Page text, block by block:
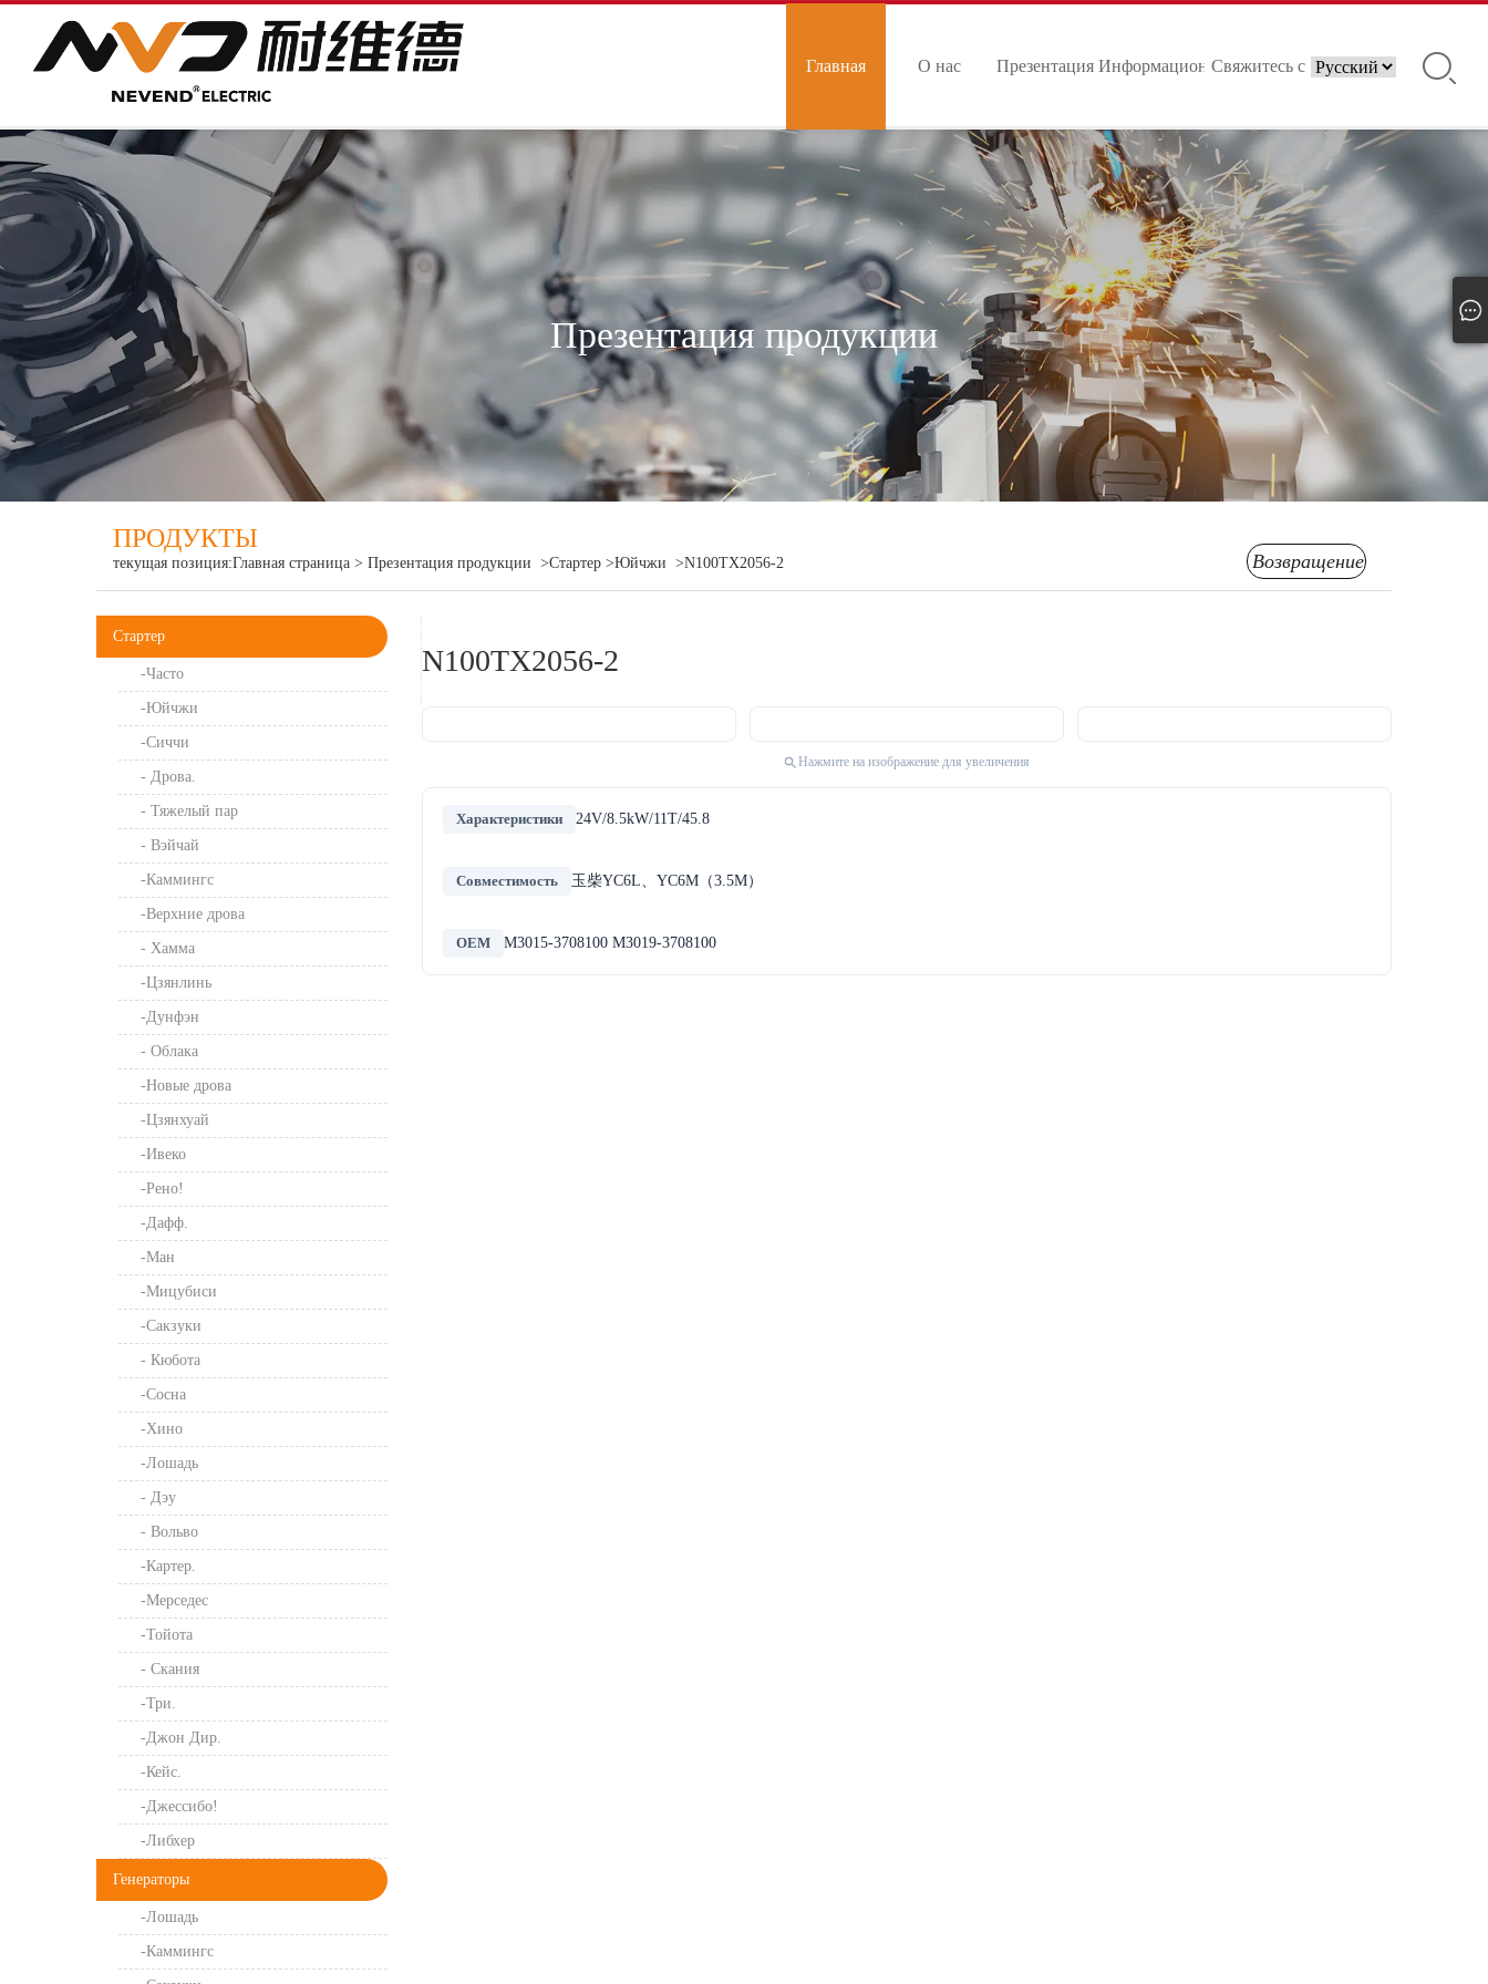
Главная
страница
О нас Презентация
продукции
Информационные
центры
Свяжитесь с
нами
Презентация продукции
ПРОДУКТЫ
текущая позиция:Главная страница > Презентация продукции >Стартер >Юйчжи >N100TX2056-2 Возвращение
Стартер
-Часто
-Юйчжи
-Сиччи
- Дрова.
- Тяжелый пар
- Вэйчай
-Каммингс
-Верхние дрова
- Хамма
-Цзянлинь
-Дунфэн
- Облака
-Новые дрова
-Цзянхуай
-Ивеко
-Рено!
-Дафф.
-Ман
-Мицубиси
-Сакзуки
- Кюбота
-Сосна
-Хино
-Лошадь
- Дэу
- Вольво
-Картер.
-Мерседес
-Тойота
- Скания
-Три.
-Джон Дир.
-Кейс.
-Джессибо!
-Либхер
Генераторы
-Лошадь
-Каммингс
N100TX2056-2
Нажмите на изображение для увеличения
Характеристики 24V/8.5kW/11T/45.8
Совместимость 玉柴YC6L、YC6M（3.5M）
OEM M3015-3708100 M3019-3708100